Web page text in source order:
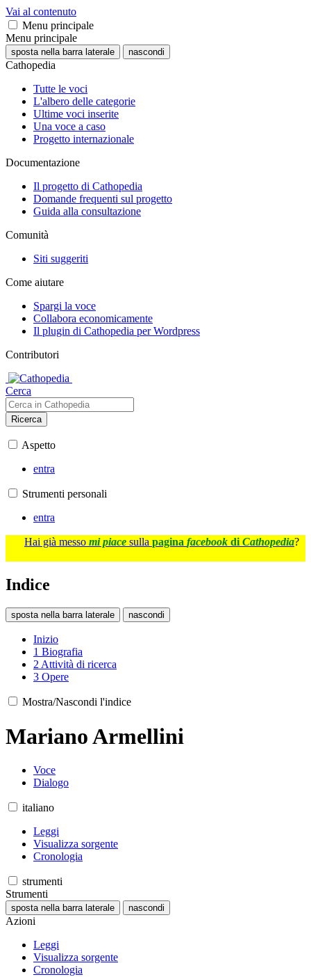
Vai al contenuto
Menu principale
Menu principale
sposta nella barra laterale nascondi
Cathopedia
Tutte le voci
L'albero delle categorie
Ultime voci inserite
Una voce a caso
Progetto internazionale
Documentazione
Il progetto di Cathopedia
Domande frequenti sul progetto
Guida alla consultazione
Comunità
Siti suggeriti
Come aiutare
Spargi la voce
Collabora economicamente
Il plugin di Cathopedia per Wordpress
Contributori
Cerca
Ricerca
Aspetto
entra
Strumenti personali
entra
Hai già messo mi piace sulla pagina facebook di Cathopedia?
Indice
sposta nella barra laterale nascondi
Inizio
1 Biografia
2Attività di ricerca
3 Opere
Mostra/Nascondi l'indice
Mariano Armellini
Voce
Dialogo
italiano
Leggi
Visualizza sorgente
Cronologia
strumenti
Strumenti
sposta nella barra laterale nascondi
Azioni
Leggi
Visualizza sorgente
Cronologia